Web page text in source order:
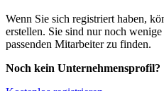
Wenn Sie sich registriert haben,
erstellen. Sie sind nur noch
passenden Mitarbeiter zu finden.
Noch kein Unternehmensprofil?